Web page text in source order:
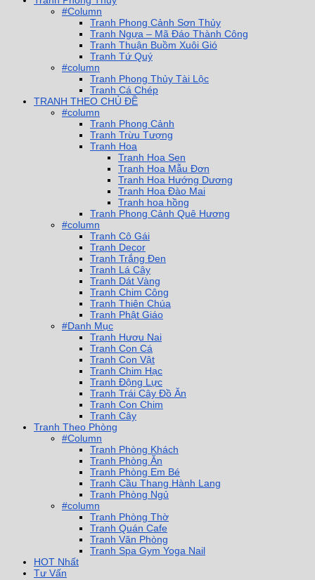
#Column
Tranh Phong Cảnh Sơn Thủy
Tranh Ngựa – Mã Đáo Thành Công
Tranh Thuận Buồm Xuôi Gió
Tranh Tứ Quý
#column
Tranh Phong Thủy Tài Lộc
Tranh Cá Chép
TRANH THEO CHỦ ĐỀ
#column
Tranh Phong Cảnh
Tranh Trừu Tượng
Tranh Hoa
Tranh Hoa Sen
Tranh Hoa Mẫu Đơn
Tranh Hoa Hướng Dương
Tranh Hoa Đào Mai
Tranh hoa hồng
Tranh Phong Cảnh Quê Hương
#column
Tranh Cô Gái
Tranh Decor
Tranh Trắng Đen
Tranh Lá Cây
Tranh Dát Vàng
Tranh Chim Công
Tranh Thiên Chúa
Tranh Phật Giáo
#Danh Mục
Tranh Hươu Nai
Tranh Con Cá
Tranh Con Vật
Tranh Chim Hạc
Tranh Động Lực
Tranh Trái Cây Đồ Ăn
Tranh Con Chim
Tranh Cây
Tranh Theo Phòng
#Column
Tranh Phòng Khách
Tranh Phòng Ăn
Tranh Phòng Em Bé
Tranh Cầu Thang Hành Lang
Tranh Phòng Ngủ
#column
Tranh Phòng Thờ
Tranh Quán Cafe
Tranh Văn Phòng
Tranh Spa Gym Yoga Nail
HOT Nhất
Tư Vấn